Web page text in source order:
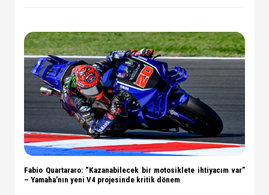
Fabio Quartararo: “Kazanabilecek bir motosiklete ihtiyacım var”
– Yamaha’nın yeni V4 projesinde kritik dönem